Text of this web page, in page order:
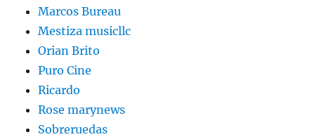
Marcos Bureau
Mestiza musicllc
Orian Brito
Puro Cine
Ricardo
Rose marynews
Sobreruedas